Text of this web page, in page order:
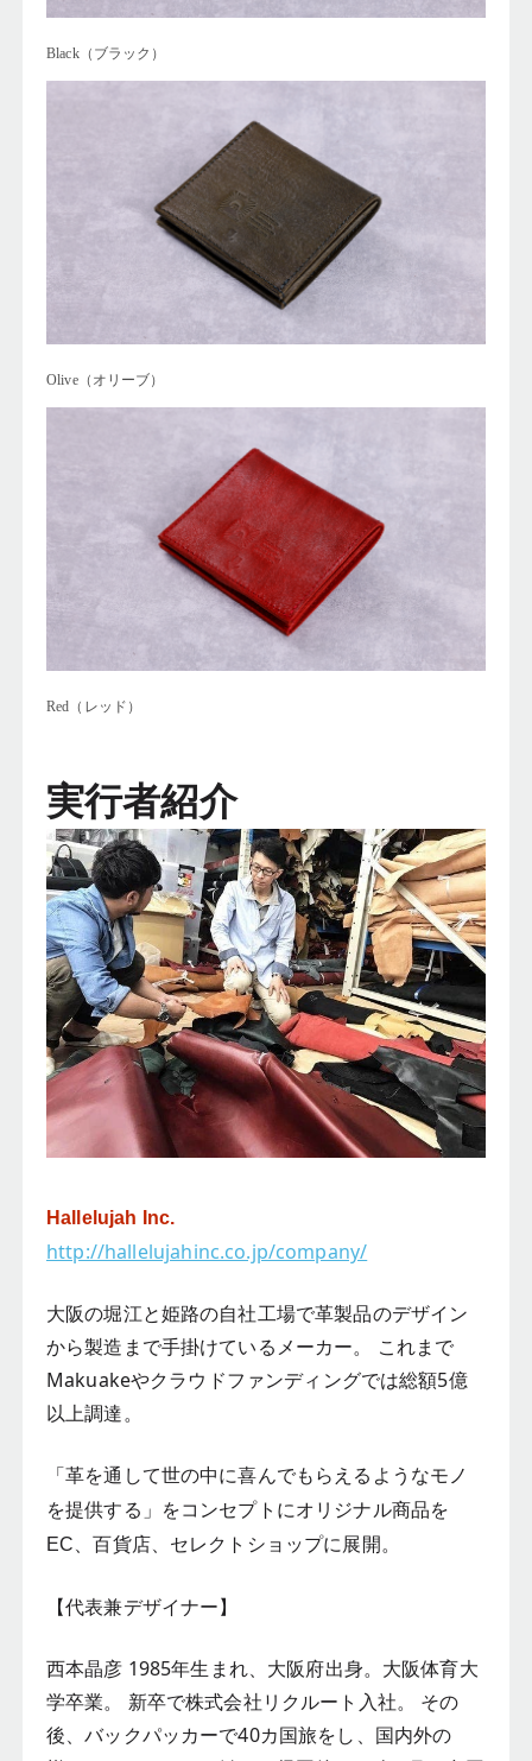
Black（ブラック）
Olive（オリーブ）
Red（レッド）
実行者紹介
Hallelujah Inc.
http://hallelujahinc.co.jp/company/
大阪の堀江と姫路の自社工場で革製品のデザイン
から製造まで手掛けているメーカー。 これまで
Makuakeやクラウドファンディングでは総額5億
以上調達。
「革を通して世の中に喜んでもらえるようなモノ
を提供する」をコンセプトにオリジナル商品を
EC、百貨店、セレクトショップに展開。
【代表兼デザイナー】
西本晶彦 1985年生まれ、大阪府出身。大阪体育大
学卒業。 新卒で株式会社リクルート入社。 その
後、バックパッカーで40カ国旅をし、国内外の